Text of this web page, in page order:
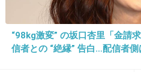
ドヤ顔ｗ
“98kg激変” の坂口杏里「金請
信者との “絶縁” 告白…配信者